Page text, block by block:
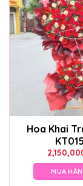
Hoa Khai
KT015
MUA